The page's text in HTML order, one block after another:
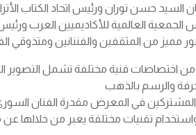
السيد حسن توران ورئيس اتحاد الكتاب
الجمعية العالمية للأكاديميين العرب
مميز من المثقفين والفننانين ومتذوقي
المعرض 22 فنانا من اختصاصات فنية مختلفة تشمل
والرسم بالذهب
في المعرض مقدرة الفنان السوري
تقنيات مختلفة يعبر من خلالها